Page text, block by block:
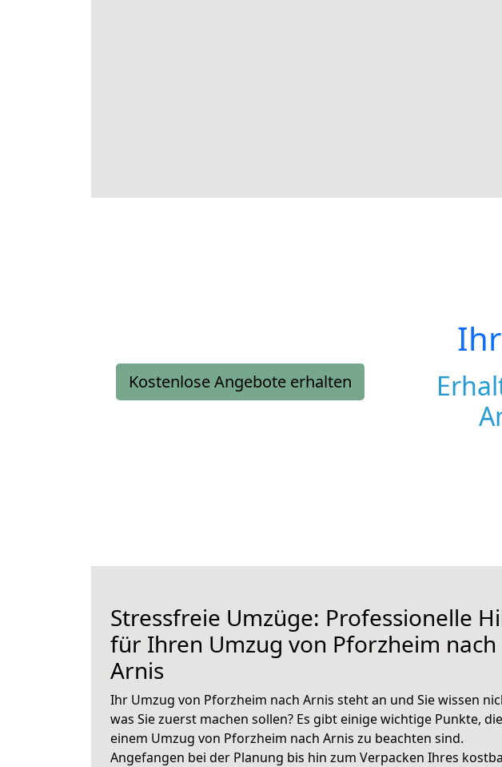
Kostenlose Angebote erhalten
Stressfreie Umzüge: Professionelle
für Ihren Umzug von Pforzheim nach
Arnis
Ihr Umzug von Pforzheim nach Arnis steht an und Sie wissen
was Sie zuerst machen sollen? Es gibt einige wichtige Punkte,
einem Umzug von Pforzheim nach Arnis zu beachten sind.
Angefangen bei der Planung bis hin zum Verpacken Ihres